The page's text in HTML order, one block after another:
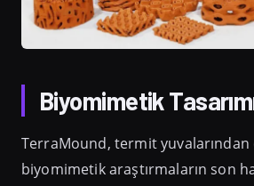
Biyomimetik
TerraMound, termit yuvalarından
biyomimetik araştırmaların son